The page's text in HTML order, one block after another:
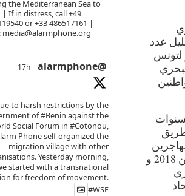
عدد
الدولة الإيطالية 47 مليون اورو لتونس
الفارين إلى البلاد. خصص صندوق الطوارئ الائتماني لإفريقيا التابع للاتحاد الأوروبي 30 مليون أورو لتونس بين 2018 و
the Mediterranean Sea to
| If in distress, call +49
or +33 486517161 |
media@alarmphone.org
@alarmphone
17h
to harsh restrictions by the
of#Benin against the
Social Forum in #Cotonou,
Phone self-organized the
migration village with other
Yesterday morning,
started with a transnational
for freedom of movement.
#WSF